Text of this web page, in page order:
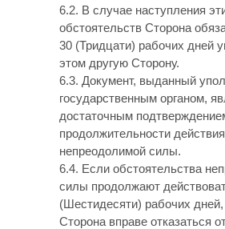
6.2. В случае наступления
обстоятельств Сторона
30 (Тридцати) рабочих дней
этом другую Сторону.
6.3. Документ, выданный
государственным органом,
достаточным
продолжительности действия
непреодолимой силы.
6.4. Если обстоятельства
силы продолжают
(Шестидесяти) рабочих
Сторона вправе отказаться